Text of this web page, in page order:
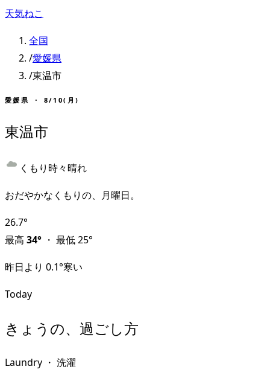
天気ねこ
全国
/愛媛県
/東温市
愛媛県 ・ 8/10(月)
東温市
くもり時々晴れ
おだやかなくもりの、月曜日。
26.7°
最高 34° ・ 最低25°
昨日より 0.1°寒い
Today
きょうの、過ごし方
Laundry ・ 洗濯